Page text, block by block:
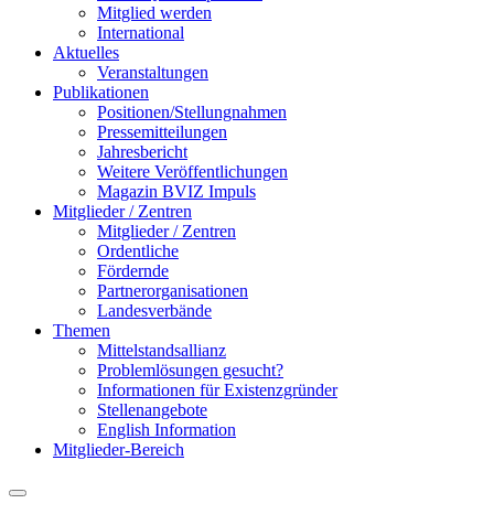
Mitglied werden
International
Aktuelles
Veranstaltungen
Publikationen
Positionen/Stellungnahmen
Pressemitteilungen
Jahresbericht
Weitere Veröffentlichungen
Magazin BVIZ Impuls
Mitglieder / Zentren
Mitglieder / Zentren
Ordentliche
Fördernde
Partnerorganisationen
Landesverbände
Themen
Mittelstandsallianz
Problemlösungen gesucht?
Informationen für Existenzgründer
Stellenangebote
English Information
Mitglieder-Bereich